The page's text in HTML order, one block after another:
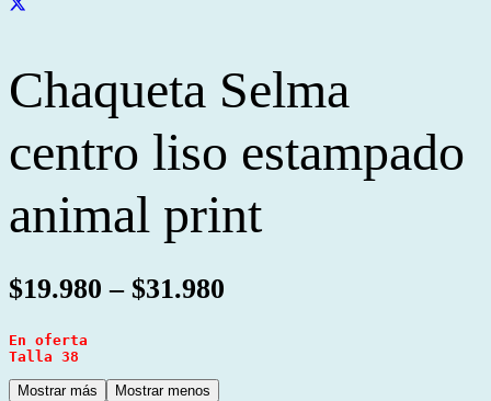
Chaqueta Selma
centro liso estampado
animal print
$19.980 – $31.980
En oferta
Talla 38
Mostrar más Mostrar menos